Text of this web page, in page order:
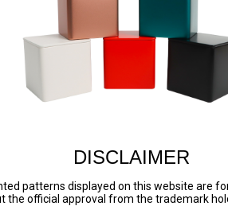
DISCLAIMER
patterns displayed on this website are
official approval from the trademark